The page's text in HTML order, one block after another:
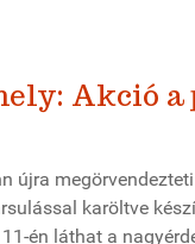
Akció a
újra
karöltve
én láthat a